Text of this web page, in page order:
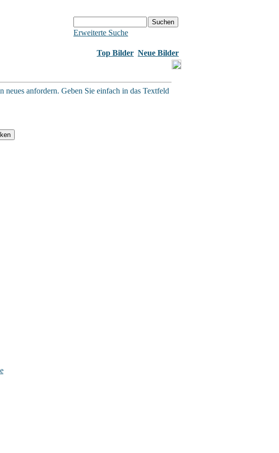
Erweiterte Suche
Top Bilder Neue Bilder
neues anfordern. Geben Sie einfach in das Textfeld